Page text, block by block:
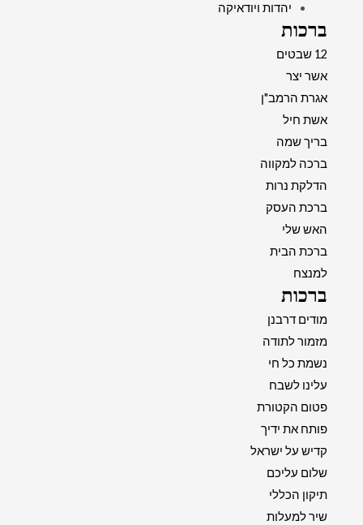
יהדות ויודאיקה
ברכות
12 שבטים
אשר יצר
אגרת הרמב"ן
אשת חיל
בריך שמה
ברכה למקווה
הדלקת נרות
ברכת העסק
האש שלי
ברכת הבית
למנצח
ברכות
מודים דרבנן
מזמור לתודה
נשמת כל חי
עלינו לשבח
פטום הקטורת
פותח את ידיך
קדיש על ישראל
שלום עליכם
תיקון הכללי
שיר למעלות